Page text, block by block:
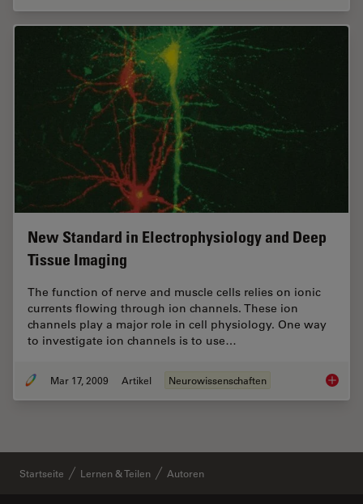
New Standard in Electrophysiology and Deep
Tissue Imaging
The function of nerve and muscle cells relies on ionic
currents flowing through ion channels. These ion
channels play a major role in cell physiology. One way
to investigate ion channels is to use…
Mar 17, 2009 Artikel Neurowissenschaften New
Startseite Lernen & Teilen Autoren